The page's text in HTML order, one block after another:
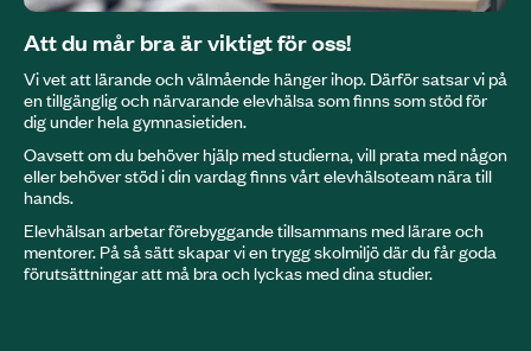
Att du mår bra är viktigt för oss!
Vi vet att lärande och välmående hänger ihop. Därför satsar vi på
en tillgänglig och närvarande elevhälsa som finns som stöd för
dig under hela gymnasietiden.
Oavsett om du behöver hjälp med studierna, vill prata med någon
eller behöver stöd i din vardag finns vårt elevhälsoteam nära till
hands.
Elevhälsan arbetar förebyggande tillsammans med lärare och
mentorer. På så sätt skapar vi en trygg skolmiljö där du får goda
förutsättningar att må bra och lyckas med dina studier.